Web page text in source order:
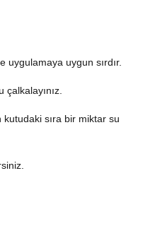
uygulamaya uygun sırdır.
kutudaki sıra bir miktar su